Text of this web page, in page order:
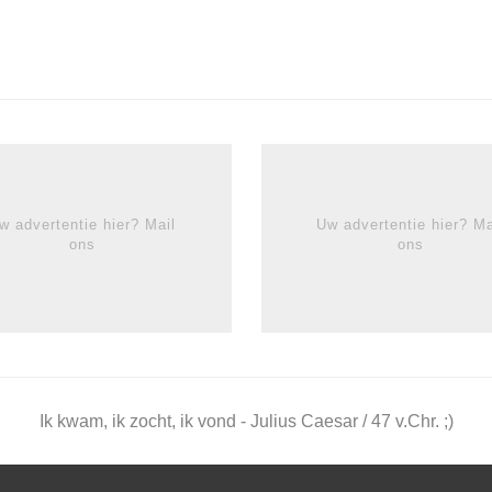
advertentie hier? Mail
ons
Uw advertentie hier?
ons
Ik kwam, ik zocht, ik vond - Julius Caesar / 47 v.Chr. ;)